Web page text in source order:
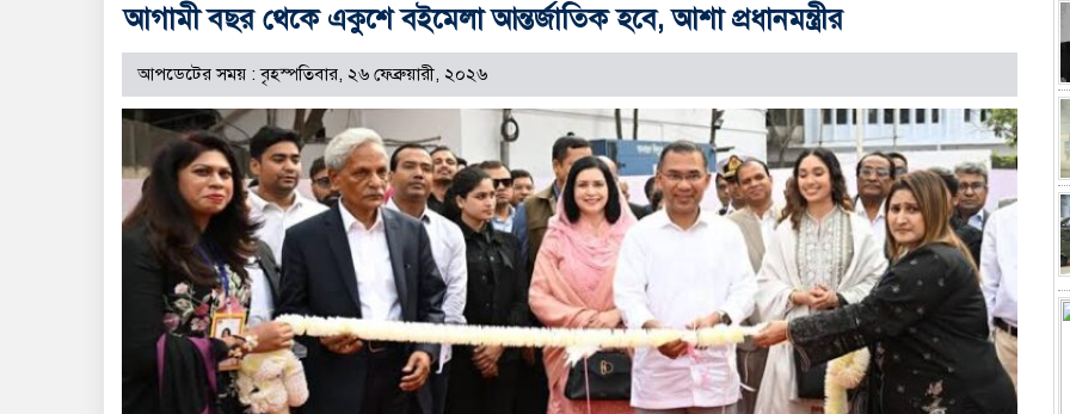
আগামী বছর থেকে একুশে বইমেলা আন্তর্জাতিক হবে, আশা প্রধানমন্ত্রীর
আপডেটের সময় : বৃহস্পতিবার, ২৬ ফেব্রুয়ারী, ২০২৬